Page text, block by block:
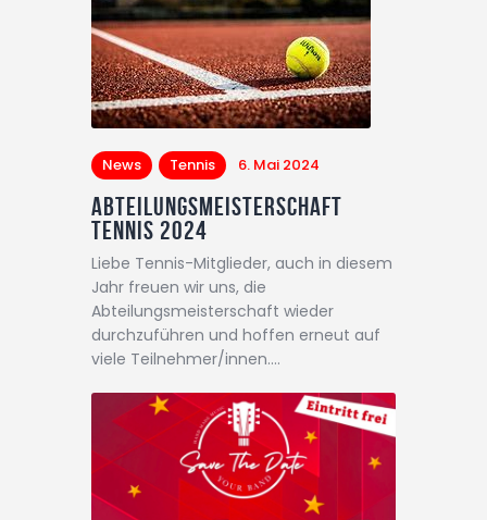
News Tennis 6. Mai 2024
Abteilungsmeisterschaft
Tennis 2024
Liebe Tennis-Mitglieder, auch in diesem
Jahr freuen wir uns, die
Abteilungsmeisterschaft wieder
durchzuführen und hoffen erneut auf
viele Teilnehmer/innen.…